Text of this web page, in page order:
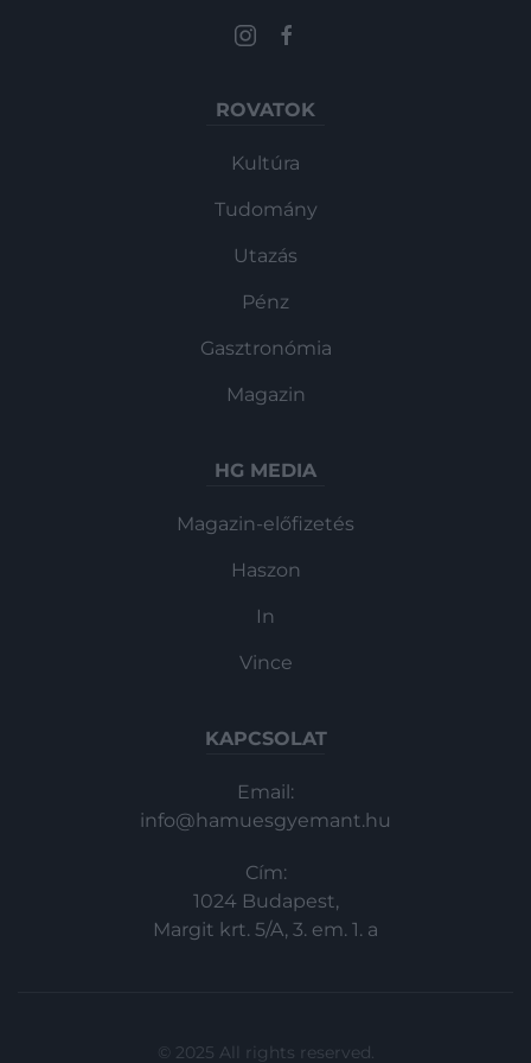
ROVATOK
Kultúra
Tudomány
Utazás
Pénz
Gasztronómia
Magazin
HG MEDIA
Magazin-előfizetés
Haszon
In
Vince
KAPCSOLAT
Email:
info@hamuesgyemant.hu
Cím:
1024 Budapest,
Margit krt. 5/A, 3. em. 1. a
© 2025 All rights reserved.